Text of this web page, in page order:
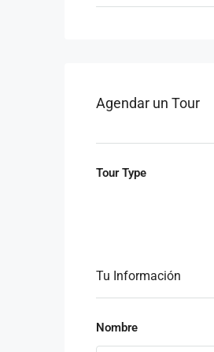
Agendar un Tour
Tour Type
Tu Información
Nombre